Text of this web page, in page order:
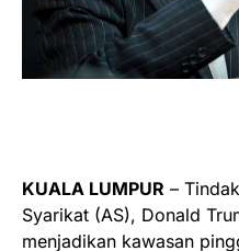
KUALA LUMPUR –
Syarikat (AS), Donald
menjadikan kawasan